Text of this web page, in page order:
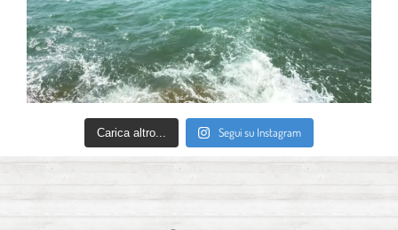
Carica altro... Segui su Instagram